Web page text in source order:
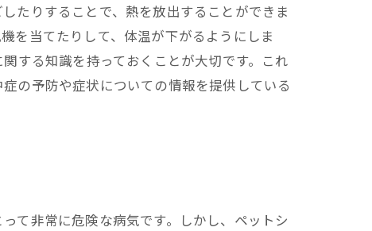
たりすることで、熱を放出することができま
を当てたりして、体温が下がるようにしま
する知識を持っておくことが大切です。これ
の予防や症状についての情報を提供している
て非常に危険な病気です。しかし、ペットシ